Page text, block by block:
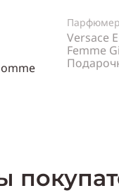
Versace
Femme